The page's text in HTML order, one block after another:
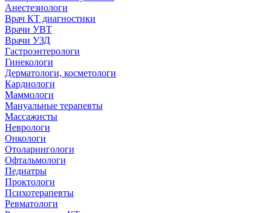
Анестезиологи
Врач КТ диагностики
Врачи УВТ
Врачи УЗД
Гастроэнтерологи
Гинекологи
Дерматологи, косметологи
Кардиологи
Маммологи
Мануальные терапевты
Массажисты
Неврологи
Онкологи
Отоларингологи
Офтальмологи
Педиатры
Проктологи
Психотерапевты
Ревматологи